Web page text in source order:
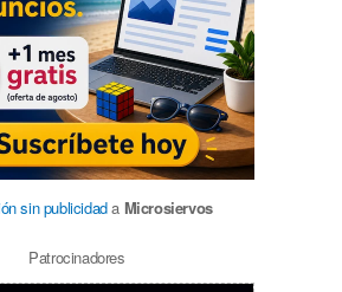
sin publicidada Microsiervos
Patrocinadores